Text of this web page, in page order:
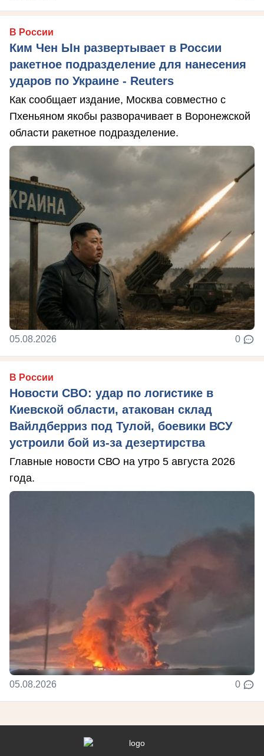
В России
Ким Чен Ын развертывает в России
ракетное подразделение для нанесения
ударов по Украине - Reuters
Как сообщает издание, Москва совместно с
Пхеньяном якобы разворачивает в Воронежской
области ракетное подразделение.
05.08.2026 0
В России
Новости СВО: удар по логистике в
Киевской области, атакован склад
Вайлдберриз под Тулой, боевики ВСУ
устроили бой из-за дезертирства
Главные новости СВО на утро 5 августа 2026
года.
05.08.2026 0